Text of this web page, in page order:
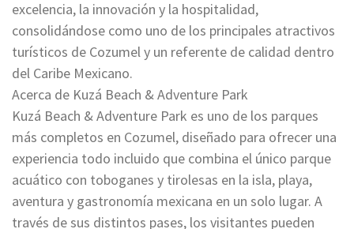
excelencia, la innovación y la hospitalidad,
consolidándose como uno de los principales atractivos
turísticos de Cozumel y un referente de calidad dentro
del Caribe Mexicano.
Acerca de Kuzá Beach & Adventure Park
Kuzá Beach & Adventure Park es uno de los parques
más completos en Cozumel, diseñado para ofrecer una
experiencia todo incluido que combina el único parque
acuático con toboganes y tirolesas en la isla, playa,
aventura y gastronomía mexicana en un solo lugar. A
través de sus distintos pases, los visitantes pueden